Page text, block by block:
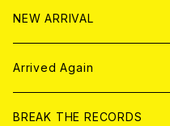
HOOD
EL ZINE
アナログ
アパレル
書籍
NEW ARRIVAL
CD
アナログ
Arrived Again
CD
BREAK THE RECORDS